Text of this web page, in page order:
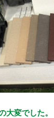
大変でした。